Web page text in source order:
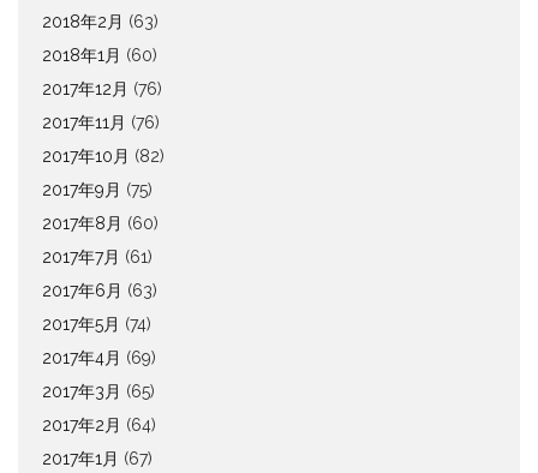
2018年2月 (63)
2018年1月 (60)
2017年12月 (76)
2017年11月 (76)
2017年10月 (82)
2017年9月 (75)
2017年8月 (60)
2017年7月 (61)
2017年6月 (63)
2017年5月 (74)
2017年4月 (69)
2017年3月 (65)
2017年2月 (64)
2017年1月 (67)